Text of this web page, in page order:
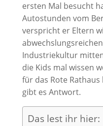
ersten Mal besucht
Autostunden vom
verspricht er Eltern
Industriekultur
die Kids mal wissen
für das Rote
gibt es Antwort.
Das lest ihr hier: